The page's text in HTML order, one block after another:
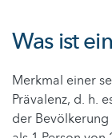
Was ist
Merkmal einer
Prävalenz, d. h.
der